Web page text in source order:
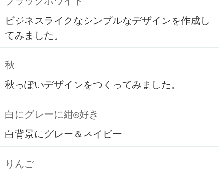
ビジネスライクなシンプルなデザインを作成し
てみました。
秋
秋っぽいデザインをつくってみました。
白にグレーに紺◎好き
白背景にグレー＆ネイビー
りんご